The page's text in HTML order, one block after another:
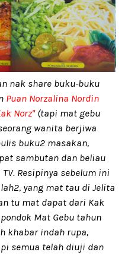
nak share buku-buku
Puan Norzalina Nordin
Norz"(tapi mat gebu
wanita berjiwa
buku2 masakan,
sambutan dan beliau
Resipinya sebelum ini
yang mat tau di Jelita
tu mat dapat dari Kak
Mat Gebu tahun
khabar indah rupa,
semua telah diuji dan